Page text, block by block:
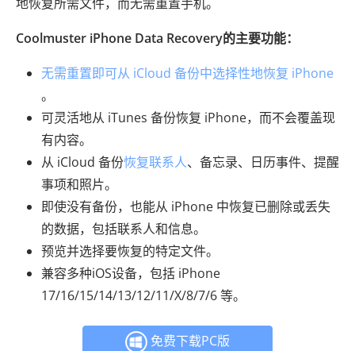
地恢复所需文件，而无需重置手机。
Coolmuster iPhone Data Recovery的主要功能：
无需重置即可从 iCloud 备份中选择性地恢复 iPhone
。
可灵活地从 iTunes 备份恢复 iPhone，而不会覆盖现
有内容。
从 iCloud 备份恢复联系人、备忘录、日历事件、提醒
事项和照片。
即使没有备份，也能从 iPhone 中恢复已删除或丢失
的数据，包括联系人和信息。
预览并选择要恢复的特定文件。
兼容多种iOS设备，包括 iPhone
17/16/15/14/13/12/11/X/8/7/6 等。
免费下载PC版